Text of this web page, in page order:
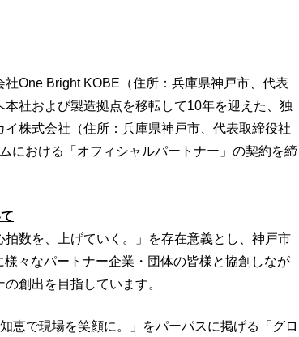
One Bright KOBE（住所：兵庫県神戸市、代表
社および製造拠点を移転して10年を迎えた、独
株式会社（住所：兵庫県神戸市、代表取締役社
における「オフィシャルパートナー」の契約を締
拍数を、上げていく。」を存在意義とし、神戸市
々なパートナー企業・団体の皆様と協創しなが
創出を目指しています。
恵で現場を笑顔に。」をパーパスに掲げる「グロ